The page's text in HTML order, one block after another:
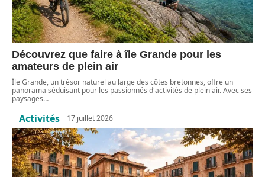
Découvrez que faire à île Grande pour les
amateurs de plein air
Île Grande, un trésor naturel au large des côtes bretonnes, offre un
panorama séduisant pour les passionnés d'activités de plein air. Avec ses
paysages…
Activités 17 juillet 2026